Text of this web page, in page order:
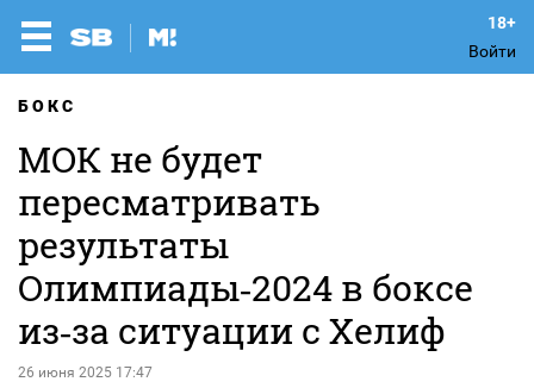
Войти
БОКС
МОК не будет
пересматривать
результаты
Олимпиады‑2024 в боксе
из‑за ситуации с Хелиф
26 июня 2025 17:47